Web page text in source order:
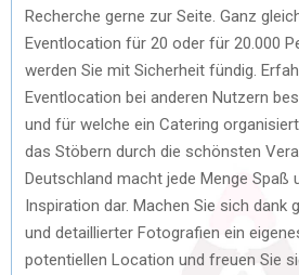
Recherche gerne zur Seite. Ganz
Eventlocation für 20 oder für 20.000
werden Sie mit Sicherheit fündig.
Eventlocation bei anderen Nutzern
und für welche ein Catering
das Stöbern durch die schönsten
Deutschland macht jede Menge Spaß
Inspiration dar. Machen Sie sich dank
und detaillierter Fotografien ein
potentiellen Location und freuen Sie